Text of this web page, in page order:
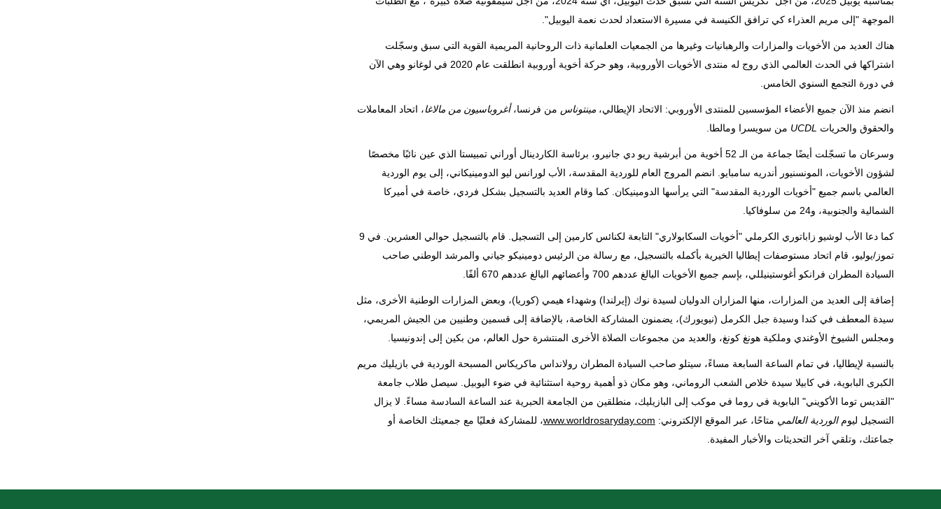
الموجهة "إلى مريم العذراء كي ترافق الكنيسة في مسيرة الاستعداد لحدث نعمة اليوبيل".
هناك العديد من الأخويات والمزارات والرهبانيات وغيرها من الجمعيات العلمانية ذات الروحانية المريمية القوية التي سبق وسجّلت
اشتراكها في الحدث العالمي الذي روج له منتدى الأخويات الأوروبية، وهو حركة أخوية أوروبية انطلقت عام 2020 في لوغانو وهي الآن
في دورة التجمع السنوي الخامس.
انضم منذ الآن جميع الأعضاء المؤسسين للمنتدى الأوروبي: الاتحاد الإيطالي،مينتوناس من فرنسا،أغروباسيون من مالاغا، اتحاد المعاملات
والحقوق والحريات UCDL من سويسرا ومالطا.
وسرعان ما تسجّلت أيضًا جماعة من الـ 52 أخوية من أبرشية ريو دي جانيرو، برئاسة الكاردينال أوراني تمبيستا الذي عين نائبًا مخصصًا
لشؤون الأخويات، المونسنيور أندريه سامبايو. انضم المروج العام للوردية المقدسة، الأب لورانس ليو الدومينيكاني، إلى يوم الوردية
العالمي باسم جميع "أخويات الوردية المقدسة" التي يرأسها الدومينيكان. كما وقام العديد بالتسجيل بشكل فردي، خاصة في أميركا
الشمالية والجنوبية، و24 من سلوفاكيا.
كما دعا الأب لوشيو زاباتوري الكرملي "أخويات السكابولاري" التابعة لكنائس كارمين إلى التسجيل. قام بالتسجيل حوالي العشرين. في 9
تموز/يوليو، قام اتحاد مستوصفات إيطاليا الخيرية بأكمله بالتسجيل، مع رسالة من الرئيس دومينيكو جياني والمرشد الوطني صاحب
السيادة المطران فرانكو أغوستينيللي، بإسم جميع الأخويات البالغ عددهم 700 وأعضائهم البالغ عددهم 670 ألفًا.
إضافة إلى العديد من المزارات، منها المزاران الدوليان لسيدة نوك (إيرلندا) وشهداء هيمي (كوريا)، وبعض المزارات الوطنية الأخرى، مثل
سيدة المعطف في كندا وسيدة جبل الكرمل (نيويورك)، يضمنون المشاركة الخاصة، بالإضافة إلى قسمين وطنيين من الجيش المريمي،
ومجلس الشيوخ الأوغندي وملكية هونغ كونغ، والعديد من مجموعات الصلاة الأخرى المنتشرة حول العالم، من بكين إلى إندونيسيا.
بالنسبة لإيطاليا، في تمام الساعة السابعة مساءً، سيتلو صاحب السيادة المطران رولانداس ماكريكاس المسبحة الوردية في بازيليك مريم
الكبرى البابوية، في كابيلا سيدة خلاص الشعب الروماني، وهو مكان ذو أهمية روحية استثنائية في ضوء اليوبيل. سيصل طلاب جامعة
"القديس توما الأكويني" البابوية في روما في موكب إلى البازيليك، منطلقين من الجامعة الحبرية عند الساعة السادسة مساءً. لا يزال
التسجيل ليومالوردية العالمي متاحًا، عبر الموقع الإلكتروني: www.worldrosaryday.com، للمشاركة فعليًا مع جمعيتك الخاصة أو
جماعتك، وتلقي آخر التحديثات والأخبار المفيدة.